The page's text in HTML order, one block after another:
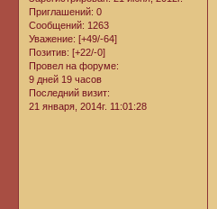
Приглашений: 0
Сообщений: 1263
Уважение: [+49/-64]
Позитив: [+22/-0]
Провел на форуме:
9 дней 19 часов
Последний визит:
21 января, 2014г. 11:01:28